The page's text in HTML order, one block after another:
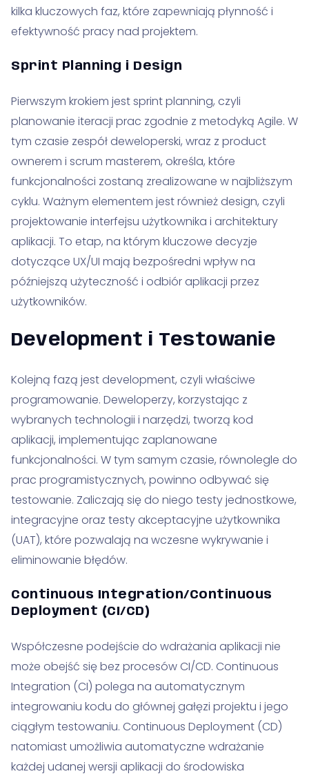
kilka kluczowych faz, które zapewniają płynność i
efektywność pracy nad projektem.
Sprint Planning i Design
Pierwszym krokiem jest sprint planning, czyli
planowanie iteracji prac zgodnie z metodyką Agile. W
tym czasie zespół deweloperski, wraz z product
ownerem i scrum masterem, określa, które
funkcjonalności zostaną zrealizowane w najbliższym
cyklu. Ważnym elementem jest również design, czyli
projektowanie interfejsu użytkownika i architektury
aplikacji. To etap, na którym kluczowe decyzje
dotyczące UX/UI mają bezpośredni wpływ na
późniejszą użyteczność i odbiór aplikacji przez
użytkowników.
Development i Testowanie
Kolejną fazą jest development, czyli właściwe
programowanie. Deweloperzy, korzystając z
wybranych technologii i narzędzi, tworzą kod
aplikacji, implementując zaplanowane
funkcjonalności. W tym samym czasie, równolegle do
prac programistycznych, powinno odbywać się
testowanie. Zaliczają się do niego testy jednostkowe,
integracyjne oraz testy akceptacyjne użytkownika
(UAT), które pozwalają na wczesne wykrywanie i
eliminowanie błędów.
Continuous Integration/Continuous
Deployment (CI/CD)
Współczesne podejście do wdrażania aplikacji nie
może obejść się bez procesów CI/CD. Continuous
Integration (CI) polega na automatycznym
integrowaniu kodu do głównej gałęzi projektu i jego
ciągłym testowaniu. Continuous Deployment (CD)
natomiast umożliwia automatyczne wdrażanie
każdej udanej wersji aplikacji do środowiska